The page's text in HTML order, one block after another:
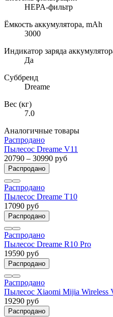
HEPA-фильтр
Ёмкость аккумулятора, mAh
3000
Индикатор заряда
Да
Суббренд
Dreame
Вес (кг)
7.0
Аналогичные товары
Распродано
Пылесос Dreame V11
20790 – 30990 руб
Распродано
Распродано
Пылесос Dreame T10
17090 руб
Распродано
Распродано
Пылесос Dreame R10 Pro
19590 руб
Распродано
Распродано
Пылесос Xiaomi Mijia Wireless
19290 руб
Распродано